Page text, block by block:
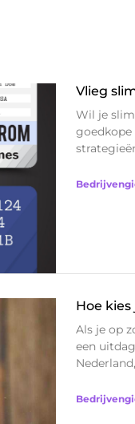
Vlieg
Wil je
Hoe
Als je op
een